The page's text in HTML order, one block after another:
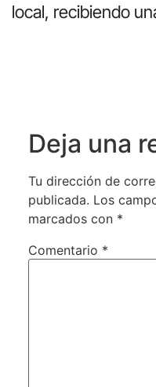
local, recibiendo
Deja una
Tu dirección de
publicada. Los
marcados con *
Comentario *